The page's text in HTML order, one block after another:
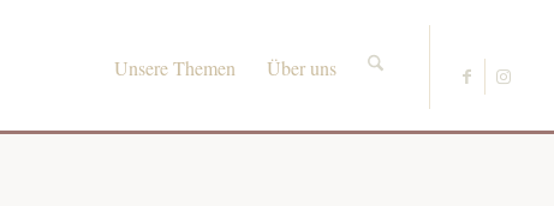
Unsere Themen Über uns